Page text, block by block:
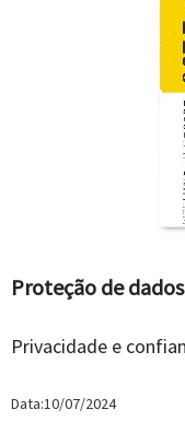
Proteção de
Privacidade e
Data:10/07/2024